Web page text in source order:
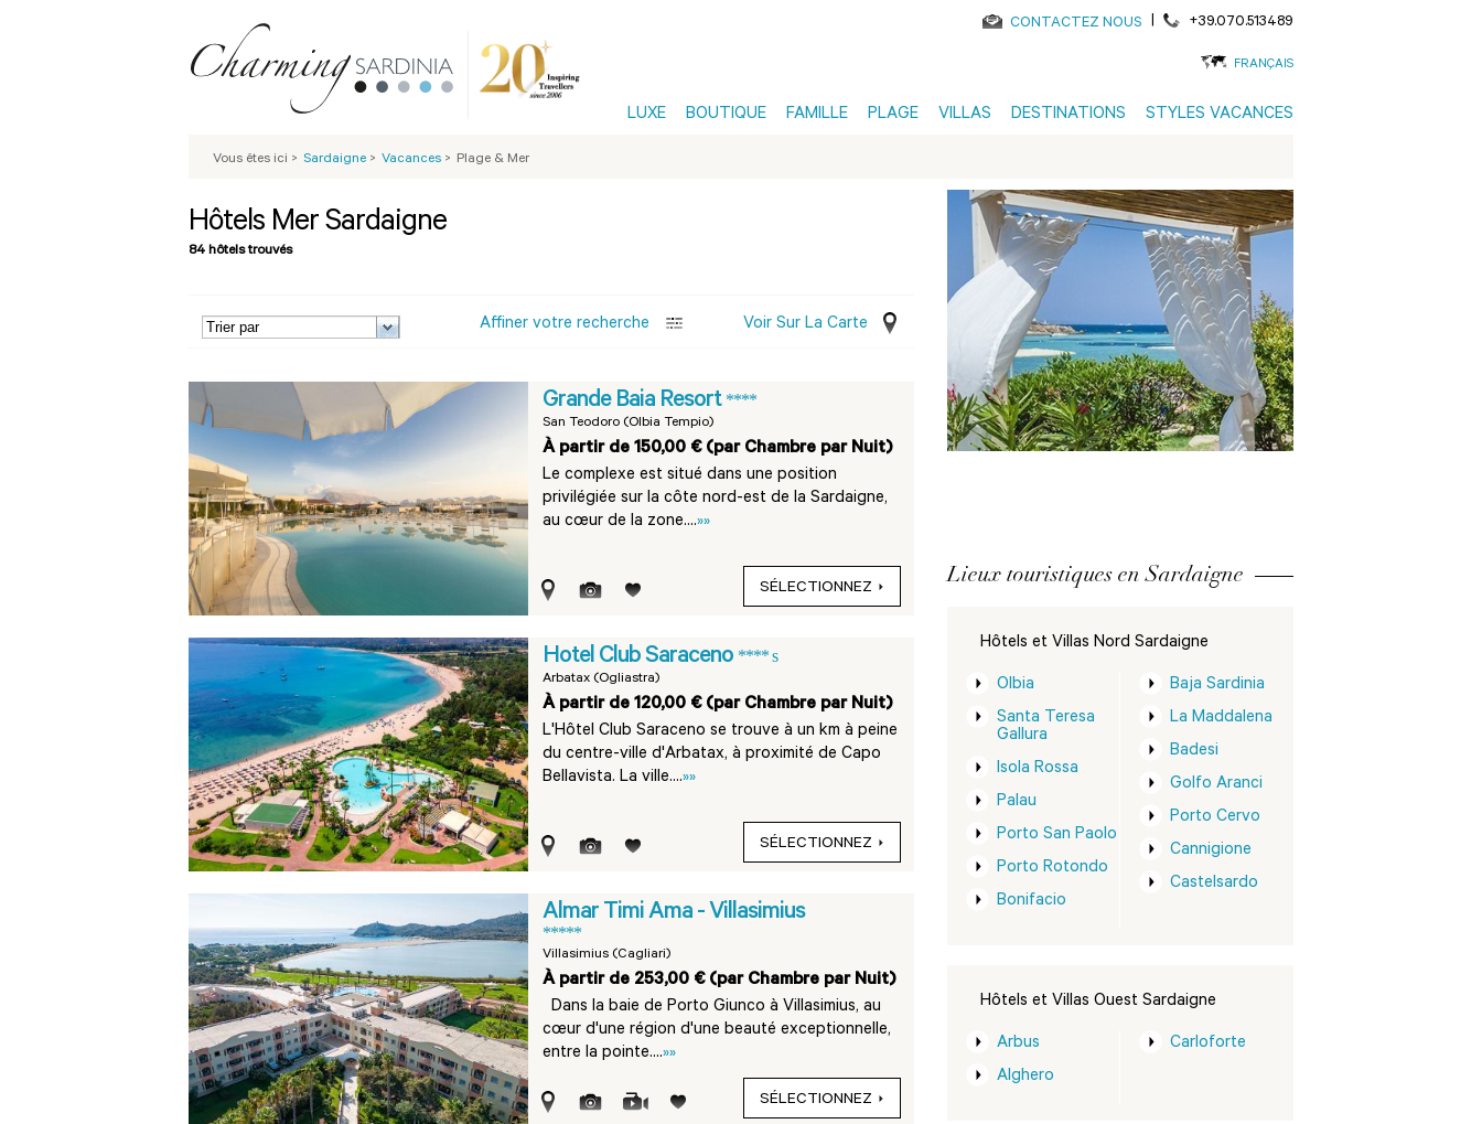
CONTACTEZ NOUS | +39.070.513489
FRANÇAIS
LUXE BOUTIQUE FAMILLE PLAGE VILLAS DESTINATIONS STYLES VACANCES
Vous êtes ici > Sardaigne > Vacances > Plage & Mer
Hôtels Mer Sardaigne
84 hôtels trouvés
Affiner votre recherche Voir Sur La Carte
Grande Baia Resort ****
San Teodoro (Olbia Tempio)
À partir de 150,00 € (par Chambre par Nuit)
Le complexe est situé dans une position
privilégiée sur la côte nord-est de la Sardaigne,
au cœur de la zone....»»
SÉLECTIONNEZ
Hotel Club Saraceno **** s
Arbatax (Ogliastra)
À partir de 120,00 € (par Chambre par Nuit)
L'Hôtel Club Saraceno se trouve à un km à peine
du centre-ville d'Arbatax, à proximité de Capo
Bellavista. La ville....»»
SÉLECTIONNEZ
Almar Timi Ama - Villasimius
*****
Villasimius (Cagliari)
À partir de 253,00 € (par Chambre par Nuit)
Dans la baie de Porto Giunco à Villasimius, au
cœur d'une région d'une beauté exceptionnelle,
entre la pointe....»»
SÉLECTIONNEZ
Lieux touristiques en Sardaigne
Hôtels et Villas Nord Sardaigne
Olbia
Santa Teresa
Gallura
Isola Rossa
Palau
Porto San Paolo
Porto Rotondo
Bonifacio
Baja Sardinia
La Maddalena
Badesi
Golfo Aranci
Porto Cervo
Cannigione
Castelsardo
Hôtels et Villas Ouest Sardaigne
Arbus
Alghero
Carloforte